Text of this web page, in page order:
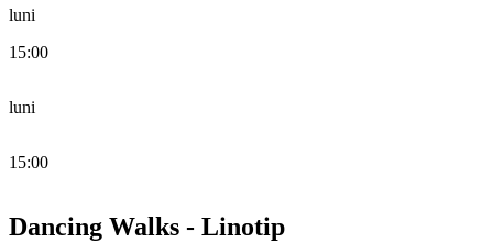
luni
15:00
luni
15:00
Dancing Walks - Linotip